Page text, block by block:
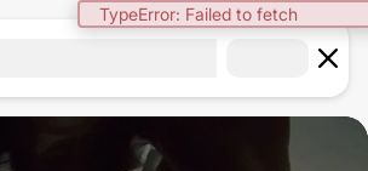
TypeError: Failed to fetch